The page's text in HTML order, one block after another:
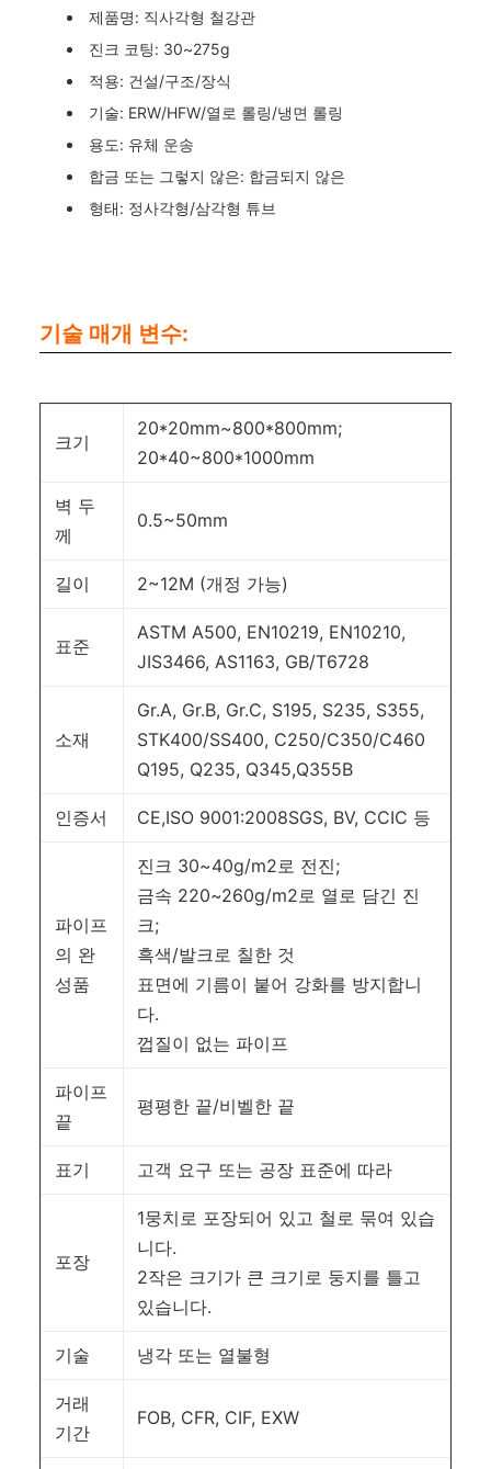
제품명: 직사각형 철강관
진크 코팅: 30~275g
적용: 건설/구조/장식
기술: ERW/HFW/열로 롤링/냉면 롤링
용도: 유체 운송
합금 또는 그렇지 않은: 합금되지 않은
형태: 정사각형/삼각형 튜브
기술 매개 변수:
크기
20*20mm~800*800mm;
20*40~800*1000mm
벽 두
께
0.5~50mm
길이 2~12M (개정 가능)
표준
ASTM A500, EN10219, EN10210,
JIS3466, AS1163, GB/T6728
소재
Gr.A, Gr.B, Gr.C, S195, S235, S355,
STK400/SS400, C250/C350/C460
Q195, Q235, Q345,Q355B
인증서 CE,ISO 9001:2008SGS, BV, CCIC 등
파이프
의 완
성품
진크 30~40g/m2로 전진;
금속 220~260g/m2로 열로 담긴 진
크;
흑색/발크로 칠한 것
표면에 기름이 붙어 강화를 방지합니
다.
껍질이 없는 파이프
파이프
끝
평평한 끝/비벨한 끝
표기 고객 요구 또는 공장 표준에 따라
포장
1뭉치로 포장되어 있고 철로 묶여 있습
니다.
2작은 크기가 큰 크기로 둥지를 틀고
있습니다.
기술 냉각 또는 열불형
거래
기간
FOB, CFR, CIF, EXW